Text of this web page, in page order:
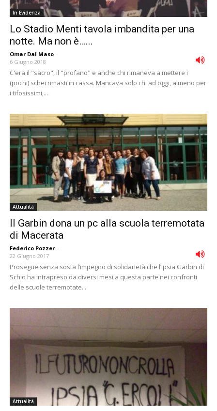
In Evidenza
Lo Stadio Menti tavola imbandita per una
notte. Ma non è…...
Omar Dal Maso -
6 Giugno 2018
C'era il "sacro", il "profano" e anche chi rimaneva a mettere i
(pochi) schei rimasti in cassa. Mancava solo chi ad oggi, almeno per
i tifosissimi,...
Attualità
Il Garbin dona un pc alla scuola terremotata
di Macerata
Federico Pozzer -
22 Giugno 2017
Prosegue senza sosta l’impegno di solidarietà che l’Ipsia Garbin di
Schio ha intrapreso da diversi mesi a questa parte nei confronti
delle scuole terremotate...
Attualità